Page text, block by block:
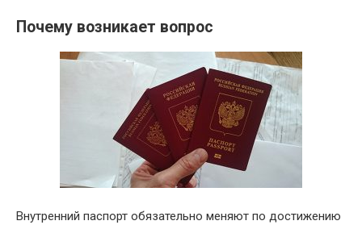
Почему возникает вопрос
Внутренний паспорт обязательно меняют по достижению